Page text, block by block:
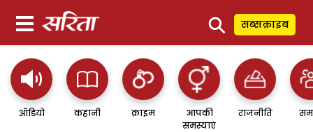
⚲ सब्सक्राइब
ऑडियो कहानी क्राइम
आपकी
समस्याएं
राजनीति